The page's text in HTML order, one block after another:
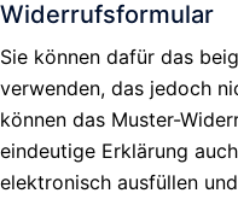
Widerrufsformular
Sie können dafür das
verwenden, das jedoch
können das Muster-
eindeutige Erklärung
elektronisch ausfüllen